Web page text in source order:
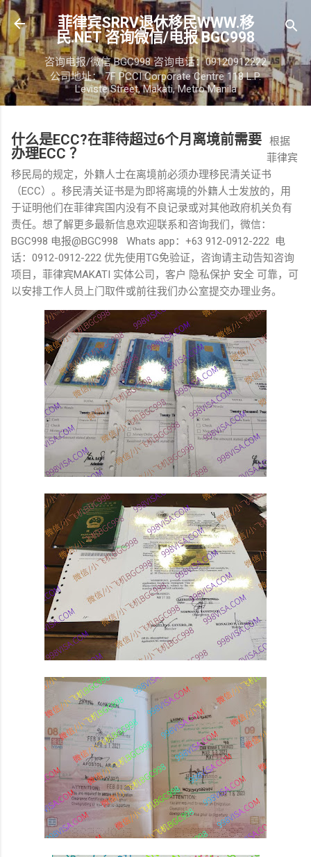
跳至主要内容
菲律宾SRRV退休移民WWW.移
民.NET 咨询微信/电报 BGC998
咨询电报/微信 BGC998 咨询电话：09120912222
公司地址： 7F PCCI Corporate Centre 118 L.P.
Leviste Street, Makati, Metro Manila
什么是ECC?在菲待超过6个月离境前需要
办理ECC ？
根据
菲律宾
移民局的规定，外籍人士在离境前必须办理移民清关证书
（ECC）。移民清关证书是为即将离境的外籍人士发放的，用
于证明他们在菲律宾国内没有不良记录或对其他政府机关负有
责任。想了解更多最新信息欢迎联系和咨询我们，微信：
BGC998 电报@BGC998 Whats app：+63 912-0912-222 电
话：0912-0912-222 优先使用TG免验证，咨询请主动告知咨询
项目，菲律宾MAKATI 实体公司，客户 隐私保护 安全 可靠，可
以安排工作人员上门取件或前往我们办公室提交办理业务。